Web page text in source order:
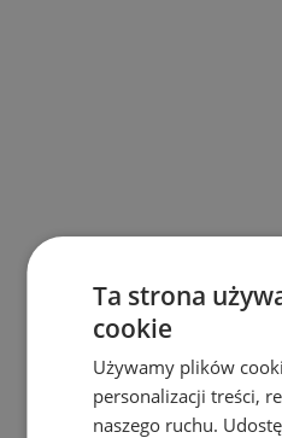
Ta strona
cookie
Używamy plików
personalizacji treści,
naszego ruchu.